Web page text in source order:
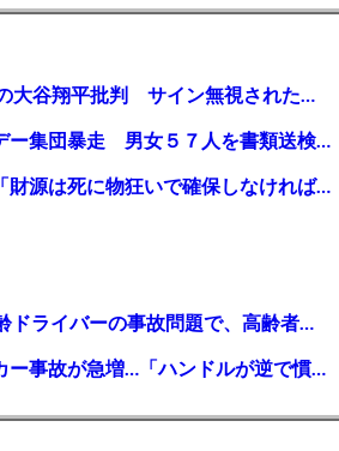
【MLB】「大谷は謙虚ではない」少女が全米生中継で突然の大谷翔平批判 サイン無視された過去明かす
【千葉】「みんなで走れて楽しかった」 バイクでバースデー集団暴走 男女５７人を書類送検 SNSで参加者募る
ガソリン減税、１兆円の財源必要 石破首相・立憲野田氏「財源は死に物狂いで確保しなければならない」「本当に死に物狂いで」
【芸能】高橋真麻「80代で免許を全員取り消しに！」 高齢ドライバーの事故問題で、高齢者の運転免許取り消し法を提案
【🗻】「富士山きれいに撮りたい」外国人観光客のレンタカー事故が急増…「ハンドルが逆で慣れず」、道の狭さも